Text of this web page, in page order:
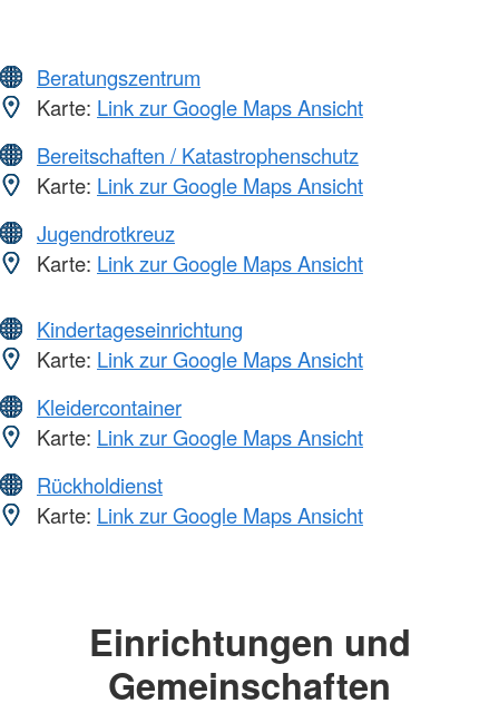
Beratungszentrum
Karte: Link zur Google Maps Ansicht
Bereitschaften / Katastrophenschutz
Karte: Link zur Google Maps Ansicht
Jugendrotkreuz
Karte: Link zur Google Maps Ansicht
Kindertageseinrichtung
Karte: Link zur Google Maps Ansicht
Kleidercontainer
Karte: Link zur Google Maps Ansicht
Rückholdienst
Karte: Link zur Google Maps Ansicht
Einrichtungen und
Gemeinschaften